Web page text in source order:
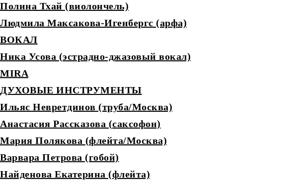
Полина Тхай (виолончель)
Людмила Максакова-Игенбергс (арфа)
ВОКАЛ
Ника Усова (эстрадно-джазовый вокал)
MIRA
ДУХОВЫЕ ИНСТРУМЕНТЫ
Ильяс Невретдинов (труба/Москва)
Анастасия Рассказова (саксофон)
Мария Полякова (флейта/Москва)
Варвара Петрова (гобой)
Найденова Екатерина (флейта)